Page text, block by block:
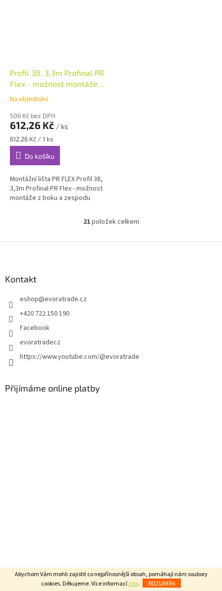
Abychom Vám mohli zajistit co nejpřínosnější obsah, pomáhají nám soubory
cookies. Děkujeme. Více informacízde. ROZUMÍM
Profil 38, 3,3m Profinal PR
Flex - možnost montáže z
boku a zespodu
Na objednání
506 Kč bez DPH
612,26 Kč / ks
Měrná
cena:
612,26 Kč / 1 ks
Do košíku
Montážní lišta PR FLEX Profil 38,
3,3m Profinal PR Flex - možnost
montáže z boku a zespodu
O
l
ý
21položek celkem
Kontakt
eshop@evoratrade.cz
+420 722 150 190
Facebook
evoratradecz
https://www.youtube.com/@evoratrade
Přijímáme online platby